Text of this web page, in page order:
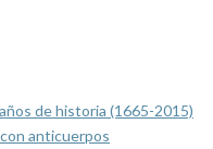
de historia (1665-2015)
anticuerpos